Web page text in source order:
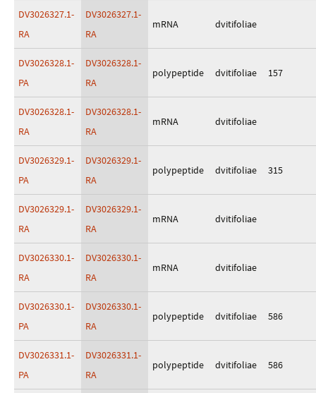
DV3026327.1-
RA
DV3026327.1-
RA
mRNA dvitifoliae
DV3026328.1-
PA
DV3026328.1-
RA
polypeptide dvitifoliae 157
DV3026328.1-
RA
DV3026328.1-
RA
mRNA dvitifoliae
DV3026329.1-
PA
DV3026329.1-
RA
polypeptide dvitifoliae 315
DV3026329.1-
RA
DV3026329.1-
RA
mRNA dvitifoliae
DV3026330.1-
RA
DV3026330.1-
RA
mRNA dvitifoliae
DV3026330.1-
PA
DV3026330.1-
RA
polypeptide dvitifoliae 586
DV3026331.1-
PA
DV3026331.1-
RA
polypeptide dvitifoliae 586